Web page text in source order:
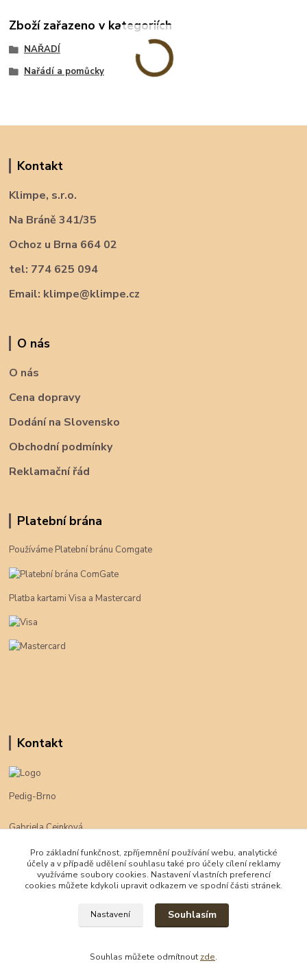
Zboží zařazeno v kategoriích
NAŘADÍ
Nařádí a pomůcky
Kontakt
Klimpe, s.r.o.
Na Bráně 341/35
Ochoz u Brna 664 02
tel: 774 625 094
Email: klimpe@klimpe.cz
O nás
O nás
Cena dopravy
Dodání na Slovensko
Obchodní podmínky
Reklamační řád
Platební brána
Používáme Platební bránu Comgate
Platba kartami Visa a Mastercard
Kontakt
Pedig-Brno
Gabriela Cejnková
klimpe@klimpe.cz
Pro základní funkčnost, zpříjemnění používání webu, analytické
účely a v případě udělení souhlasu také pro účely cílení reklamy
využíváme soubory cookies. Nastavení vlastních preferencí
cookies můžete kdykoli upravit odkazem ve spodní části stránek.
Nastavení Souhlasím
Souhlas můžete odmítnout zde.